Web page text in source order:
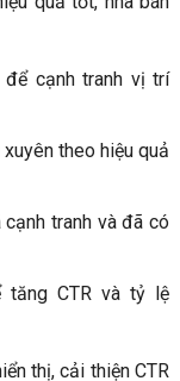
cạnh tranh vị trí
theo hiệu quả
tranh và đã có
tăng CTR và tỷ lệ
thị, cải thiện CTR